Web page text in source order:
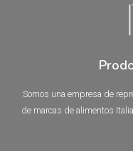
Somos una empresa de
de marcas de alimentos